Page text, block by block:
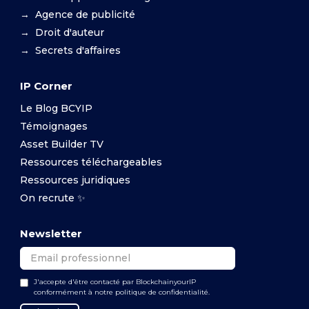
→ Agence de publicité
→ Droit d'auteur
→ Secrets d'affaires
IP Corner
Le Blog BCYIP
Témoignages
Asset Builder TV
Ressources téléchargeables
Ressources juridiques
On recrute ✨
Newsletter
J'accepte d'être contacté par BlockchainyourIP
conformément à notre politique de confidentialité.